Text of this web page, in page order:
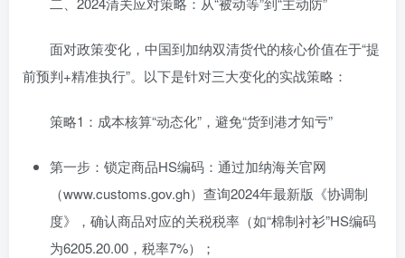
面对政策变化，中国到加纳双清货代的核心价值在于“提
前预判+精准执行”。以下是针对三大变化的实战策略：
策略1：成本核算“动态化”，避免“货到港才知亏”
第一步：锁定商品HS编码：通过加纳海关官网
（www.customs.gov.gh）查询2024年最新版《协调制
度》，确认商品对应的关税税率（如“棉制衬衫”HS编码
为6205.20.00，税率7%）；